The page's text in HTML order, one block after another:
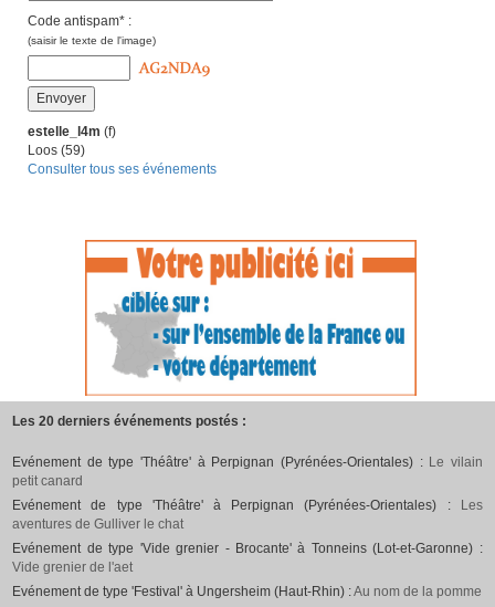
Code antispam* :
(saisir le texte de l'image)
estelle_l4m (f)
Loos (59)
Consulter tous ses événements
Les 20 derniers événements postés :
Evénement de type 'Théâtre' à Perpignan (Pyrénées-Orientales) : Le vilain
petit canard
Evénement de type 'Théâtre' à Perpignan (Pyrénées-Orientales) :
Les
aventures de Gulliver le chat
Evénement de type 'Vide grenier - Brocante' à Tonneins (Lot-et-Garonne) :
Vide grenier de l'aet
Evénement de type 'Festival' à Ungersheim (Haut-Rhin) :Au nom de la pomme